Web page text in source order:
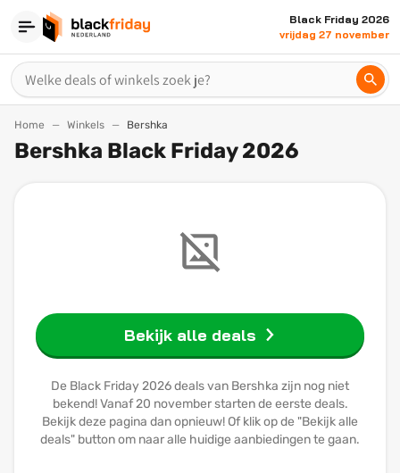
Black Friday 2026
vrijdag 27 november
Home Winkels Bershka
Bershka Black Friday 2026
Bekijk alle deals
De Black Friday 2026 deals van Bershka zijn nog niet
bekend! Vanaf 20 november starten de eerste deals.
Bekijk deze pagina dan opnieuw! Of klik op de "Bekijk alle
deals" button om naar alle huidige aanbiedingen te gaan.